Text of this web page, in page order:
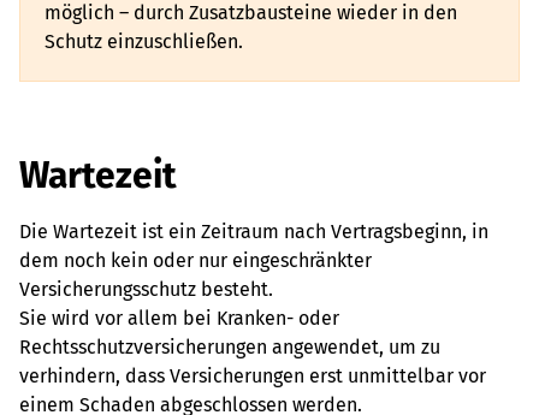
möglich – durch Zusatzbausteine wieder in den
Schutz einzuschließen.
Wartezeit
Die Wartezeit ist ein Zeitraum nach Vertragsbeginn, in
dem noch kein oder nur eingeschränkter
Versicherungsschutz besteht.
Sie wird vor allem bei Kranken- oder
Rechtsschutzversicherungen angewendet, um zu
verhindern, dass Versicherungen erst unmittelbar vor
einem Schaden abgeschlossen werden.